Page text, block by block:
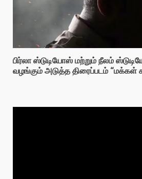
பிர்லா ஸ்டுடியோஸ் மற்றும் நீலம்
வழங்கும் அடுத்த திரைப்படம் “மக்கள்